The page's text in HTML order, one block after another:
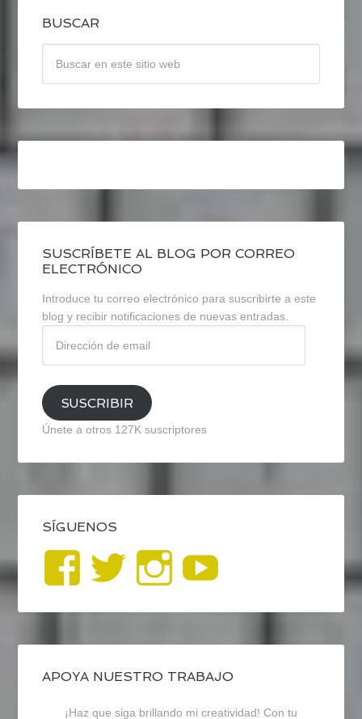
BUSCAR
SUSCRÍBETE AL BLOG POR CORREO
ELECTRÓNICO
Introduce tu correo electrónico para suscribirte a este
blog y recibir notificaciones de nuevas entradas.
email
SUSCRIBIR
Únete a otros 127K suscriptores
SÍGUENOS
Ver
perfil
de
blogrecursosep
Ver
perfil
de
recursosep
Ver
perfil
de
recursosep
APOYA NUESTRO TRABAJO
¡Haz que siga brillando mi creatividad! Con tu